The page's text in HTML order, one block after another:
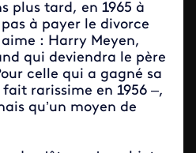
plus tard, en 1965 à
à payer le divorce
aime : Harry Meyen,
qui deviendra le père
celle qui a gagné sa
fait rarissime en 1956 –,
qu’un moyen de